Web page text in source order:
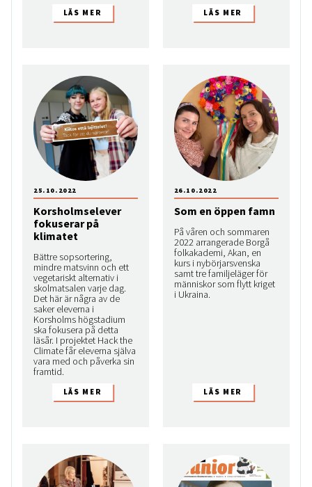
Korsholmselever
fokuserar på
klimatet
Bättre sopsortering,
mindre matsvinn och ett
vegetariskt alternativ i
skolmatsalen varje dag.
Det här är några av de
saker eleverna i
Korsholms högstadium
ska fokusera på detta
läsår. I projektet Hack the
Climate får eleverna själva
vara med och påverka sin
framtid.
25.10.2022
Som en öppen famn
På våren och sommaren
2022 arrangerade Borgå
folkakademi, Akan, en
kurs i nybörjarsvenska
samt tre familjeläger för
människor som flytt kriget
i Ukraina.
26.10.2022